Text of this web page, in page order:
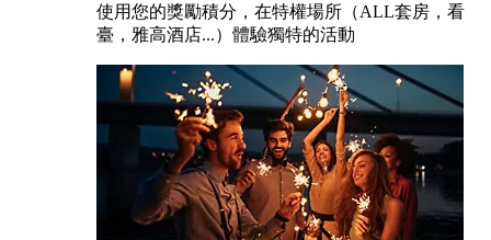
使用您的獎勵積分，在特權場所（ALL套房，看
臺，雅高酒店...）體驗獨特的活動